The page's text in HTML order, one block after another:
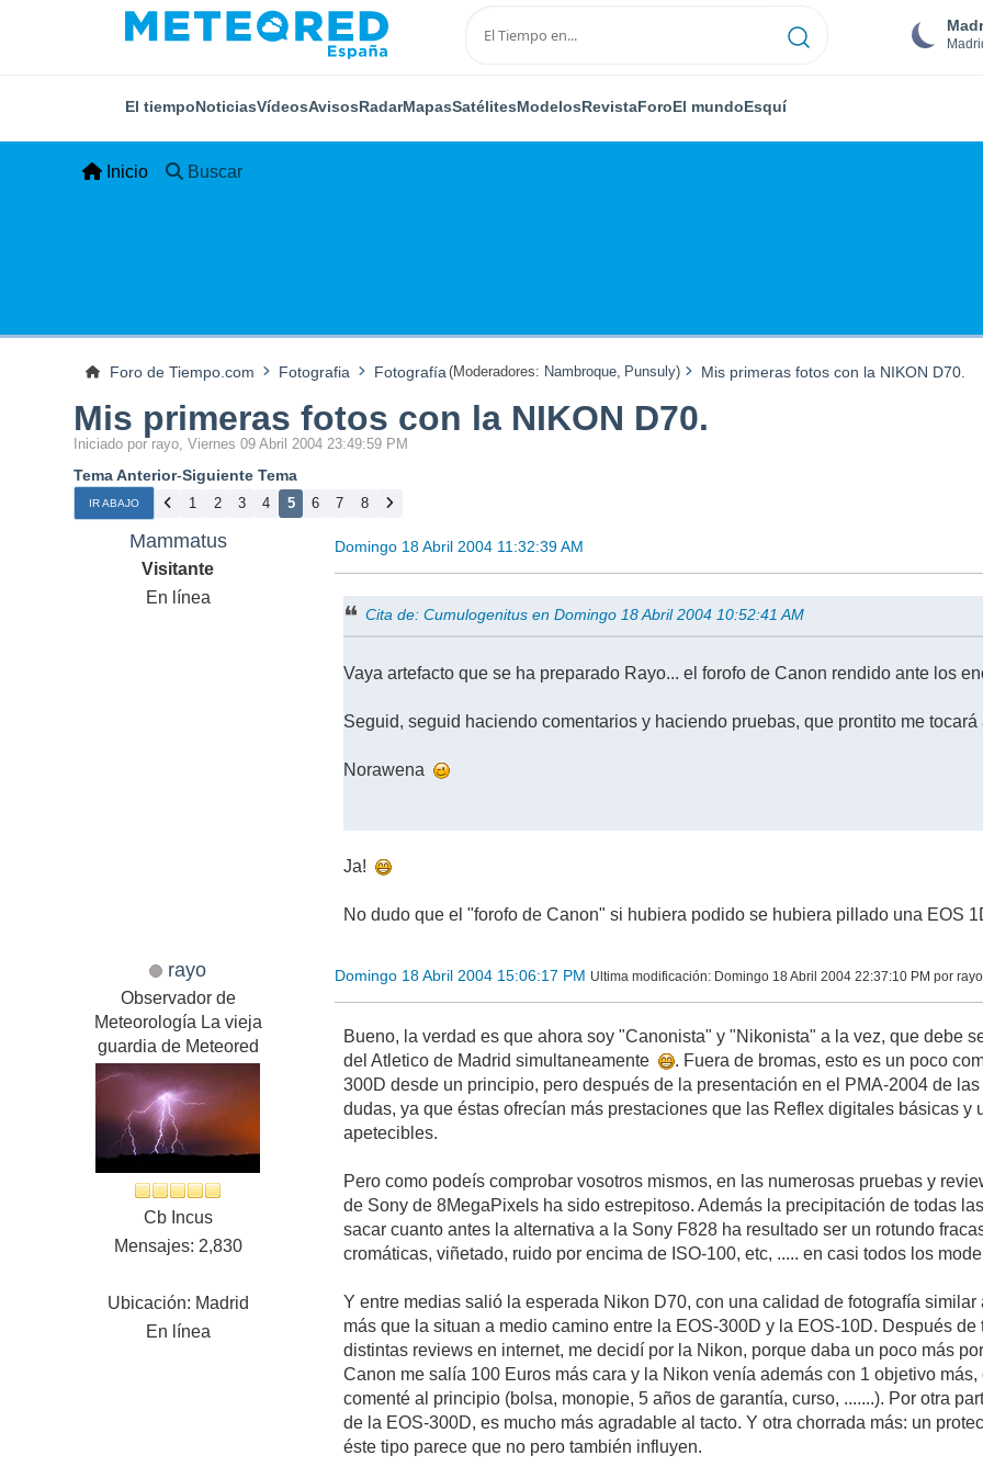
El tiempoNoticiasVídeosAvisosRadarMapasSatélitesModelosRevistaForoEl mundoEsquí
Inicio Buscar
Foro de Tiempo.com Fotografia Fotografía (Moderadores: Nambroque, Punsuly) Mis primeras fotos con la NIKON D70.
Mis primeras fotos con la NIKON D70.
Iniciado por rayo, Viernes 09 Abril 2004 23:49:59 PM
Tema Anterior-Siguiente Tema
IR ABAJO 1 2 3 4 5 6 7 8
Mammatus
Visitante
En línea
Domingo 18 Abril 2004 11:32:39 AM
Cita de: Cumulogenitus en Domingo 18 Abril 2004 10:52:41 AM
Vaya artefacto que se ha preparado Rayo... el forofo de Canon rendido ante los
Seguid, seguid haciendo comentarios y haciendo pruebas, que prontito me tocará
Norawena
Ja!
No dudo que el "forofo de Canon" si hubiera podido se hubiera pillado una EOS
rayo
Observador de
Meteorología La vieja
guardia de Meteored
Cb Incus
Mensajes: 2,830
Ubicación: Madrid
En línea
Domingo 18 Abril 2004 15:06:17 PM Ultima modificación: Domingo 18 Abril 2004 22:37:10 PM por rayo
Bueno, la verdad es que ahora soy "Canonista" y "Nikonista" a la vez, que debe
del Atletico de Madrid simultaneamente
. Fuera de bromas, esto es un poco
300D desde un principio, pero después de la presentación en el PMA-2004 de
dudas, ya que éstas ofrecían más prestaciones que las Reflex digitales básicas y
apetecibles.
Pero como podeís comprobar vosotros mismos, en las numerosas pruebas y
de Sony de 8MegaPixels ha sido estrepitoso. Además la precipitación de todas
sacar cuanto antes la alternativa a la Sony F828 ha resultado ser un rotundo
cromáticas, viñetado, ruido por encima de ISO-100, etc, ..... en casi todos los
Y entre medias salió la esperada Nikon D70, con una calidad de fotografía
más que la situan a medio camino entre la EOS-300D y la EOS-10D. Después
distintas reviews en internet, me decidí por la Nikon, porque daba un poco más
Canon me salía 100 Euros más cara y la Nikon venía además con 1 objetivo
comenté al principio (bolsa, monopie, 5 años de garantía, curso, .......). Por otra
de la EOS-300D, es mucho más agradable al tacto. Y otra chorrada más: un
éste tipo parece que no pero también influyen.